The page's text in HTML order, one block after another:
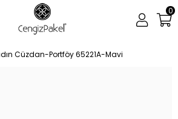
0
Cüzdan-Portföy 65221A-Mavi